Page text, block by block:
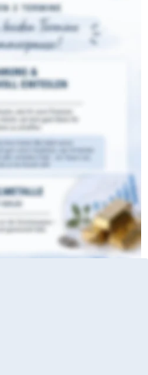
Frauen, die ihre
Hand nehmen
Rente,
suchen.
entwickeln wir
Anmeldung per Mail
mitbringen.